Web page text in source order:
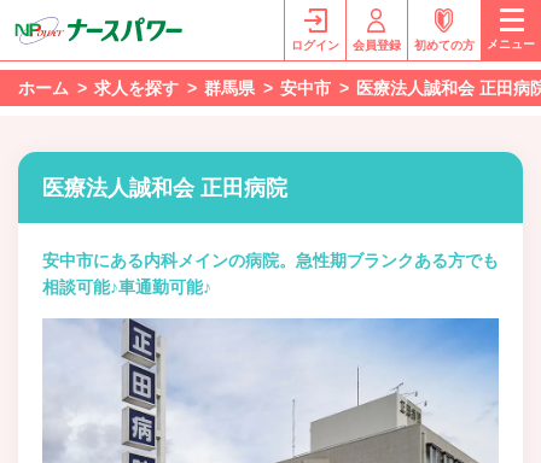
ログイン 会員登録 初めての方 メニュー
ホーム 求人を探す 群馬県 安中市 医療法人誠和会 正田病
医療法人誠和会 正田病院
安中市にある内科メインの病院。急性期ブランクある方でも
相談可能♪車通勤可能♪